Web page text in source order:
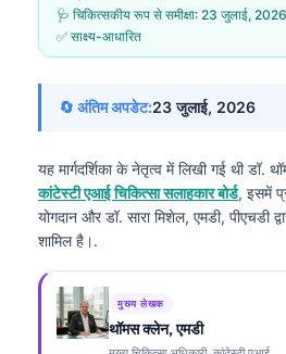
🩺 चिकित्सकीय रूप से समीक्षा: 23 जुलाई, 2026
✅ साक्ष्य-आधारित
🔄 अंतिम अपडेट:23 जुलाई, 2026
यह मार्गदर्शिका के नेतृत्व में लिखी गई थीडॉ.
कांटेस्टी एआई चिकित्सा सलाहकार बोर्ड, इसमें
योगदान और डॉ. सारा मिशेल, एमडी, पीएचडी
शामिल है।.
मुख्य लेखक
थॉमस क्लेन, एमडी